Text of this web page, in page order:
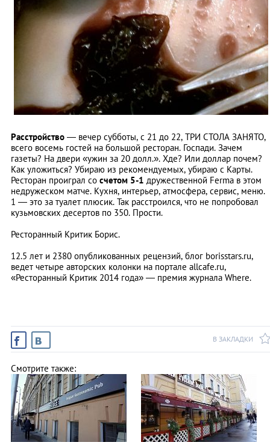
Расстройство — вечер субботы, с 21 до 22, ТРИ СТОЛА ЗАНЯТО,
всего восемь гостей на большой ресторан. Госпади. Зачем
газеты? На двери «ужин за 20 долл.». Хде? Или доллар почем?
Как уложиться? Убираю из рекомендуемых, убираю с Карты.
Ресторан проиграл со счетом 5-1 дружественной Ferma в этом
недружеском матче. Кухня, интерьер, атмосфера, сервис, меню.
1 — это за туалет плюсик. Так расстроился, что не попробовал
кузьмовских десертов по 350. Прости.
Ресторанный Критик Борис.
12.5 лет и 2380 опубликованных рецензий, блог borisstars.ru,
ведет четыре авторских колонки на портале allcafe.ru,
«Ресторанный Критик 2014 года» — премия журнала Where.
В ЗАКЛАДКИ
Смотрите также: